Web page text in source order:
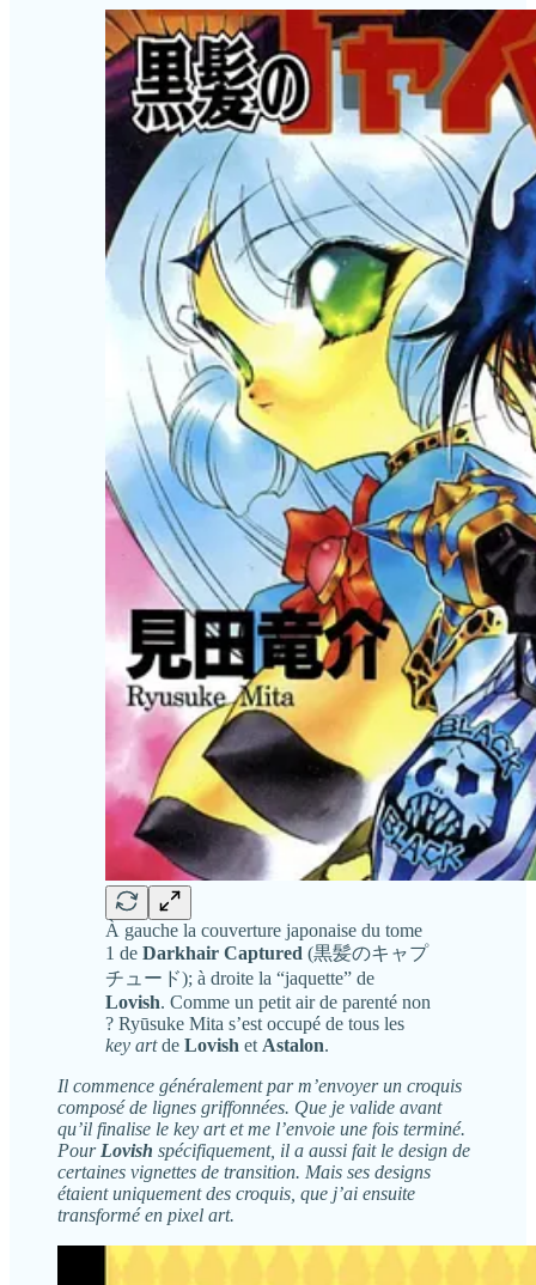
À gauche la couverture japonaise du tome
1 de Darkhair Captured (黒髪のキャプ
チュード); à droite la “jaquette” de
Lovish. Comme un petit air de parenté non
? Ryūsuke Mita s’est occupé de tous les
key artde Lovish et Astalon.
Il commence généralement par m’envoyer un croquis
composé de lignes griffonnées. Que je valide avant
qu’il finalise le key art et me l’envoie une fois terminé.
Pour Lovish spécifiquement, il a aussi fait le design de
certaines vignettes de transition. Mais ses designs
étaient uniquement des croquis, que j’ai ensuite
transformé en pixel art.